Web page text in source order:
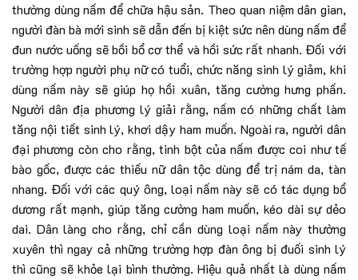
thường dùng nấm để chữa hậu sản. Theo quan niệm dân gian,
người đàn bà mới sinh sẽ dẫn đến bị kiệt sức nên dùng nấm để
đun nước uống sẽ bồi bổ cơ thể và hồi sức rất nhanh. Đối với
trường hợp người phụ nữ có tuổi, chức năng sinh lý giảm, khi
dùng nấm này sẽ giúp họ hồi xuân, tăng cường hưng phấn.
Người dân địa phương lý giải rằng, nấm có những chất làm
tăng nội tiết sinh lý, khơi dậy ham muốn. Ngoài ra, người dân
đại phương còn cho rằng, tinh bột của nấm được coi như tế
bào gốc, được các thiếu nữ dân tộc dùng để trị nám da, tàn
nhang. Đối với các quý ông, loại nấm này sẽ có tác dụng bổ
dương rất mạnh, giúp tăng cường ham muốn, kéo dài sự dẻo
dai. Dân làng cho rằng, chỉ cần dùng loại nấm này thường
xuyên thì ngay cả những trường hợp đàn ông bị đuối sinh lý
thì cũng sẽ khỏe lại bình thường. Hiệu quả nhất là dùng nấm